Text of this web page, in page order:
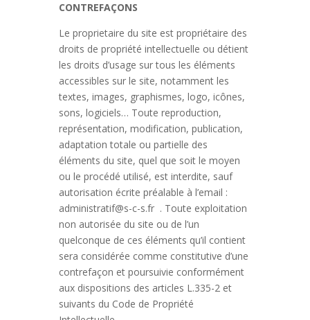
CONTREFAÇONS
Le proprietaire du site est propriétaire des
droits de propriété intellectuelle ou détient
les droits d’usage sur tous les éléments
accessibles sur le site, notamment les
textes, images, graphismes, logo, icônes,
sons, logiciels… Toute reproduction,
représentation, modification, publication,
adaptation totale ou partielle des
éléments du site, quel que soit le moyen
ou le procédé utilisé, est interdite, sauf
autorisation écrite préalable à l’email :
administratif@s-c-s.fr . Toute exploitation
non autorisée du site ou de l’un
quelconque de ces éléments qu’il contient
sera considérée comme constitutive d’une
contrefaçon et poursuivie conformément
aux dispositions des articles L.335-2 et
suivants du Code de Propriété